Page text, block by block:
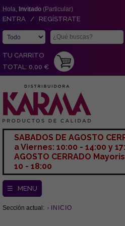
Hola, Invitado (Particular)
ENTRA / REGÍSTRATE
TU CARRITO
TOTAL: 0,00 €
SABADOS DE AGOSTO
a Viernes: 10:00 - 14:00 y
AGOSTO CERRADO
10 - 18:00
☰ MENU
Sección actual: INICIO